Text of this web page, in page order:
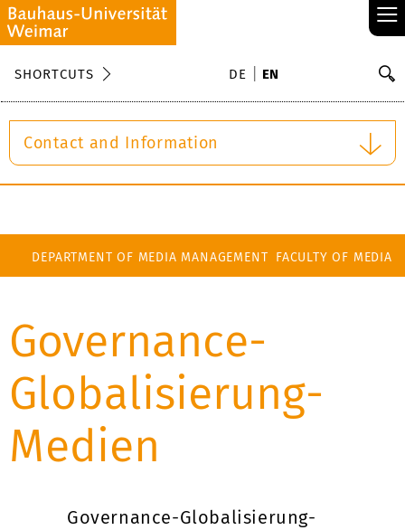
≡
SHORTCUTS DE EN
Contact and Information
DEPARTMENT OF MEDIA MANAGEMENT FACULTY OF MEDIA
Governance-
Globalisierung-
Medien
Governance-Globalisierung-